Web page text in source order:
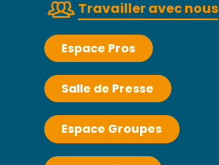
Travailler avec nous
Espace Pros
Salle de Presse
Espace Groupes